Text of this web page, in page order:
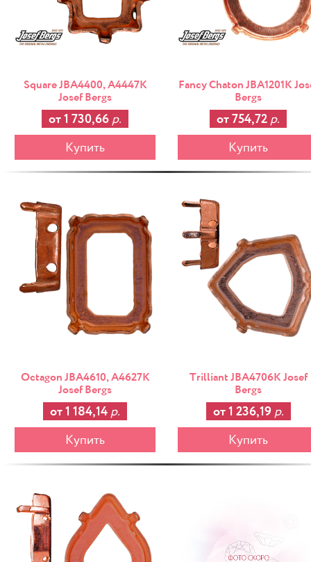
Square JBA4400, A4447K
Josef Bergs
от 1 730,66 р.
Купить
Fancy Chaton JBA1201K
Bergs
от 754,72 р.
Купить
Octagon JBA4610, A4627K
Josef Bergs
от 1 184,14 р.
Купить
Trilliant JBA4706K Josef
Bergs
от 1 236,19 р.
Купить